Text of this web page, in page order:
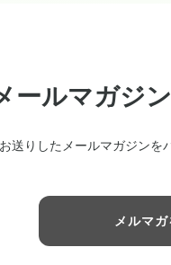
ールマガジ
送りしたメールマガジンを
メルマ